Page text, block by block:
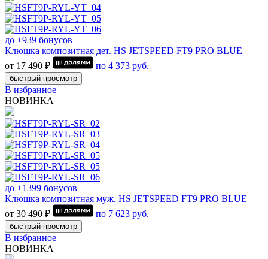
до +939 бонусов
Клюшка композитная дет. HS JETSPEED FT9 PRO BLUE
от 17 490 ₽
по 4 373 руб.
быстрый просмотр
В избранное
НОВИНКА
до +1399 бонусов
Клюшка композитная муж. HS JETSPEED FT9 PRO BLUE
от 30 490 ₽
по 7 623 руб.
быстрый просмотр
В избранное
НОВИНКА